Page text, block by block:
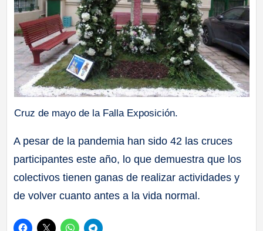
Cruz de mayo de la Falla Exposición.
A pesar de la pandemia han sido 42 las cruces
participantes este año, lo que demuestra que los
colectivos tienen ganas de realizar actividades y
de volver cuanto antes a la vida normal.